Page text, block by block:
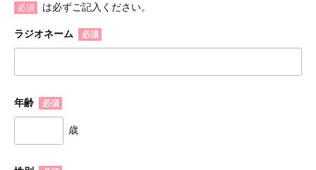
必須 は必ずご記入ください。
ラジオネーム 必須
年齢 必須
歳